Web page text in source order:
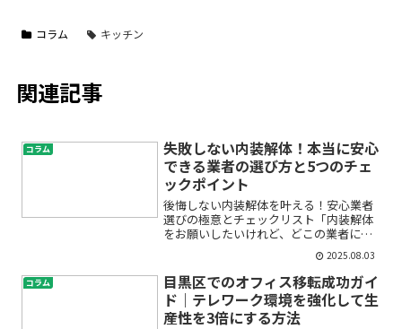
コラム キッチン
関連記事
コラム
失敗しない内装解体！本当に安心
できる業者の選び方と5つのチェ
ックポイント
後悔しない内装解体を叶える！安心業者
選びの極意とチェックリスト「内装解体
をお願いしたいけれど、どこの業者に頼
めばいいの？」「費用や安全面で失敗し
たくない…」とお悩みではありません
か？初めての内装撤去は、わからないこ
とが多くて不安になって当然...
2025.08.03
コラム
目黒区でのオフィス移転成功ガイ
ド｜テレワーク環境を強化して生
産性を3倍にする方法